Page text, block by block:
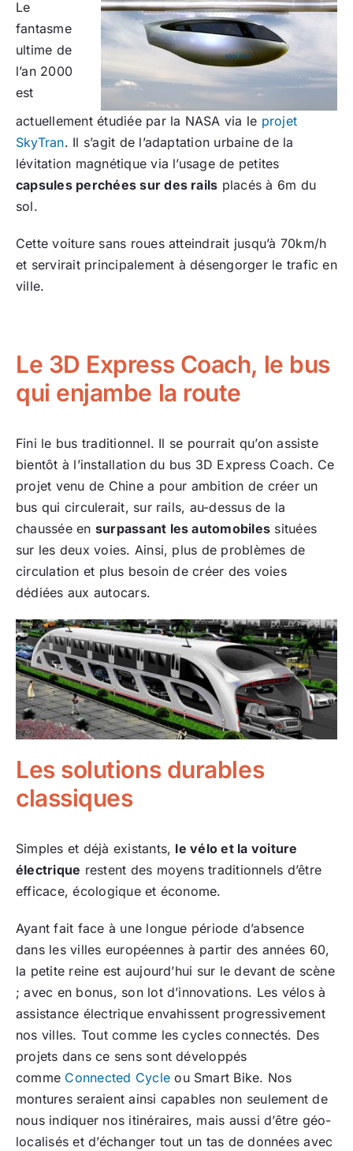
Le
fantasme
ultime de
l’an 2000
est
actuellement étudiée par la NASA via le projet
SkyTran. Il s’agit de l’adaptation urbaine de la
lévitation magnétique via l’usage de petites
capsules perchées sur des rails placés à 6m du
sol.
Cette voiture sans roues atteindrait jusqu’à 70km/h
et servirait principalement à désengorger le trafic en
ville.
Le 3D Express Coach, le bus
qui enjambe la route
Fini le bus traditionnel. Il se pourrait qu’on assiste
bientôt à l’installation du bus 3D Express Coach. Ce
projet venu de Chine a pour ambition de créer un
bus qui circulerait, sur rails, au-dessus de la
chaussée en surpassant les automobiles situées
sur les deux voies. Ainsi, plus de problèmes de
circulation et plus besoin de créer des voies
dédiées aux autocars.
Les solutions durables
classiques
Simples et déjà existants, le vélo et la voiture
électrique restent des moyens traditionnels d’être
efficace, écologique et économe.
Ayant fait face à une longue période d’absence
dans les villes européennes à partir des années 60,
la petite reine est aujourd’hui sur le devant de scène
; avec en bonus, son lot d’innovations. Les vélos à
assistance électrique envahissent progressivement
nos villes. Tout comme les cycles connectés. Des
projets dans ce sens sont développés
comme Connected Cycle ou Smart Bike. Nos
montures seraient ainsi capables non seulement de
nous indiquer nos itinéraires, mais aussi d’être géo-
localisés et d’échanger tout un tas de données avec